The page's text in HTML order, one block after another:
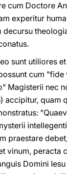
cum Doctore
experitur
sunt utiliores
cum "fide
Magisterii nec
accipitur, quam
praestare
vinum, peracta
Domini